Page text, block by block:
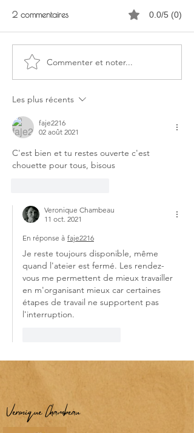
Les Plages du débarquement
sont inscrites au Patrimoine
2 commentaires 0.0/5 (0)
Commenter et noter...
Les plus récents
faje2216
02 août 2021
C'est bien et tu restes ouverte c'est
chouette pour tous, bisous
Veronique Chambeau
11 oct. 2021
En réponse à faje2216
Je reste toujours disponible, même
quand l'ateier est fermé. Les rendez-
vous me permettent de mieux travailler
en m'organisant mieux car certaines
étapes de travail ne supportent pas
l'interruption.
Véronique Chambeau